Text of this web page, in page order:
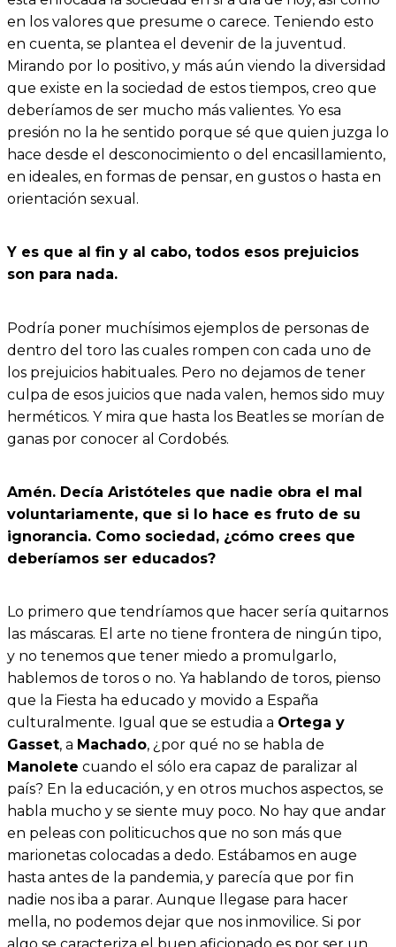
en los valores que presume o carece. Teniendo esto
en cuenta, se plantea el devenir de la juventud.
Mirando por lo positivo, y más aún viendo la diversidad
que existe en la sociedad de estos tiempos, creo que
deberíamos de ser mucho más valientes. Yo esa
presión no la he sentido porque sé que quien juzga lo
hace desde el desconocimiento o del encasillamiento,
en ideales, en formas de pensar, en gustos o hasta en
orientación sexual.
Y es que al fin y al cabo, todos esos prejuicios
son para nada.
Podría poner muchísimos ejemplos de personas de
dentro del toro las cuales rompen con cada uno de
los prejuicios habituales. Pero no dejamos de tener
culpa de esos juicios que nada valen, hemos sido muy
herméticos. Y mira que hasta los Beatles se morían de
ganas por conocer al Cordobés.
Amén. Decía Aristóteles que nadie obra el mal
voluntariamente, que si lo hace es fruto de su
ignorancia. Como sociedad, ¿cómo crees que
deberíamos ser educados?
Lo primero que tendríamos que hacer sería quitarnos
las máscaras. El arte no tiene frontera de ningún tipo,
y no tenemos que tener miedo a promulgarlo,
hablemos de toros o no. Ya hablando de toros, pienso
que la Fiesta ha educado y movido a España
culturalmente. Igual que se estudia a Ortega y
Gasset, a Machado, ¿por qué no se habla de
Manolete cuando el sólo era capaz de paralizar al
país? En la educación, y en otros muchos aspectos, se
habla mucho y se siente muy poco. No hay que andar
en peleas con politicuchos que no son más que
marionetas colocadas a dedo. Estábamos en auge
hasta antes de la pandemia, y parecía que por fin
nadie nos iba a parar. Aunque llegase para hacer
mella, no podemos dejar que nos inmovilice. Si por